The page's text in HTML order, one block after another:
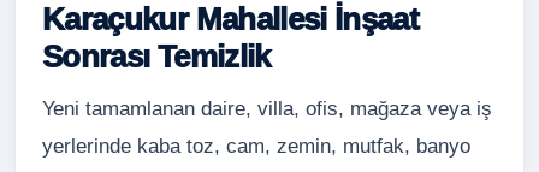
Karaçukur Mahallesi İnşaat
Sonrası Temizlik
Yeni tamamlanan daire, villa, ofis, mağaza veya iş
yerlerinde kaba toz, cam, zemin, mutfak, banyo